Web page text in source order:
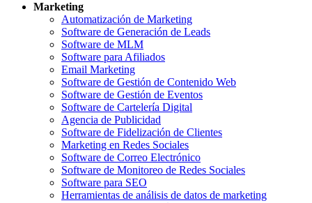
Marketing
Automatización de Marketing
Software de Generación de Leads
Software de MLM
Software para Afiliados
Email Marketing
Software de Gestión de Contenido Web
Software de Gestión de Eventos
Software de Cartelería Digital
Agencia de Publicidad
Software de Fidelización de Clientes
Marketing en Redes Sociales
Software de Correo Electrónico
Software de Monitoreo de Redes Sociales
Software para SEO
Herramientas de análisis de datos de marketing